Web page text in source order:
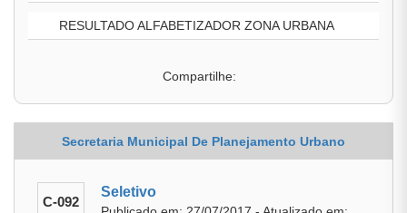
RESULTADO ALFABETIZADOR ZONA URBANA
Compartilhe:
Secretaria Municipal De Planejamento Urbano
C-092
Seletivo